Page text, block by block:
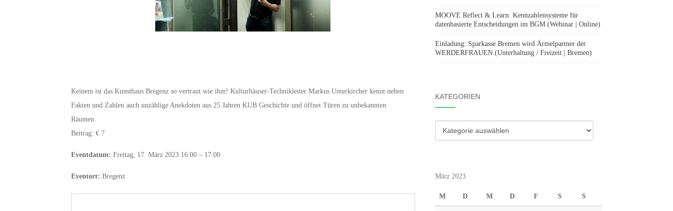
Keinem ist das Kunsthaus Bregenz so vertraut wie ihm! Kulturhäuser-Technikleiter Markus Unterkircher kennt neben
Fakten und Zahlen auch unzählige Anekdoten aus 25 Jahren KUB Geschichte und öffnet Türen zu unbekannten
Räumen.
Beitrag: € 7
Eventdatum: Freitag, 17. März 2023 16:00 – 17:00
Eventort: Bregenz
MOOVE Reflect & Learn: Kennzahlensysteme für
datenbasierte Entscheidungen im BGM (Webinar | Online)
Einladung: Sparkasse Bremen wird Ärmelpartner der
WERDERFRAUEN (Unterhaltung / Freizeit | Bremen)
KATEGORIEN
Kategorien
März 2023
M D M D F S S